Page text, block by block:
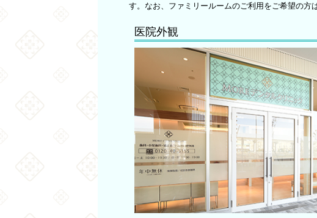
す。なお、ファミリールームのご利用をご希望の方
医院外観